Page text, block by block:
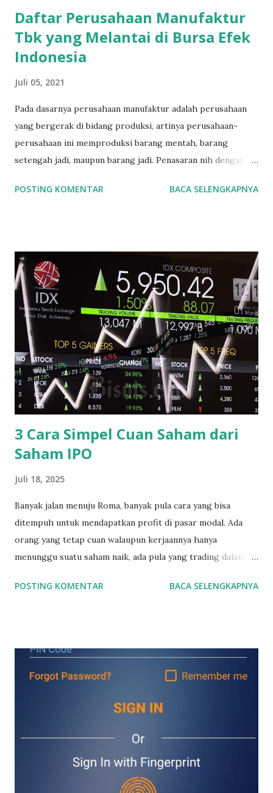
Daftar Perusahaan Manufaktur
Tbk yang Melantai di Bursa Efek
Indonesia
Juli 05, 2021
Pada dasarnya perusahaan manufaktur adalah perusahaan
yang bergerak di bidang produksi, artinya perusahaan-
perusahaan ini memproduksi barang mentah, barang
setengah jadi, maupun barang jadi. Penasaran nih dengan
Indonesia, yuk kita lihat pembagiannya. Bursa Efek
bahas satu per satu ya. mulai dari Sektor Industri Dasar dan
Kimia. 1. Sektor Industri Dasar dan Kimia terdiri lagi dari 8
sub-sektor yaitu : a. Sub Sektor Semen Indocement Tunggal
Prakasa Tbk (INTP) Semen Baturaja (Persero) Tbk (SMBR)
Solusi Bangun Indonesia Tbk (SMCB) Semen Indonesia
(Persero) Tbk (SMGR) Waskita Beton Precast Tbk (WSBP)
Wijaya Karya Beton Tbk (WTON) b. Sub Sektor Keramik
Porselin dan Kaca Asahimas Flat Glass Tbk (AMFG) Arwana
Citra Mulia Tbk (ARNA) Cahayaputra Asa Keramik Tbk
(CAKK) Inti Keram...
POSTING KOMENTAR BACA SELENGKAPNYA
3 Cara Simpel Cuan Saham dari
Saham IPO
Juli 18, 2025
Banyak jalan menuju Roma, banyak pula cara yang bisa
ditempuh untuk mendapatkan profit di pasar modal. Ada
orang yang tetap cuan walaupun kerjaannya hanya
menunggu suatu saham naik, ada pula yang trading dalam
menit. Nah ada pula yang cuan dari membeli saham2 IPO.
baru. Apa yang harus kita lakukan sebelum membeli saham2
IPO? Tentu saja kita sudah harus memiliki akun saham
saham (termasuk saham2 IPO) , reksadana, obligasi negara
utang perusahaan). Bagi kamu yang mau buka akun saham
pertama sekali maupun jika mau buka akun saham lagi untuk
diversifikasi portfolio, kamu bisa klik langkah2 di link di
POSTING KOMENTAR BACA SELENGKAPNYA